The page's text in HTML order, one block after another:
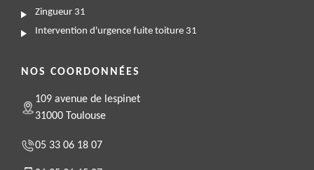
Zingueur 31
Intervention d'urgence fuite toiture 31
NOS COORDONNÉES
109 avenue de lespinet
31000 Toulouse
05 33 06 18 07